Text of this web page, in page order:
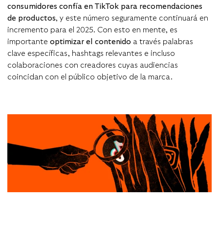
consumidores confía en TikTok para recomendaciones
de productos, y este número seguramente continuará en
incremento para el 2025. Con esto en mente, es
importante optimizar el contenido a través palabras
clave específicas, hashtags relevantes e incluso
colaboraciones con creadores cuyas audiencias
coincidan con el público objetivo de la marca.